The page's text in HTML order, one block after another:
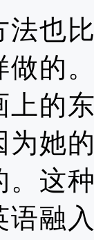
法也
做的
的
为她
。这
语融